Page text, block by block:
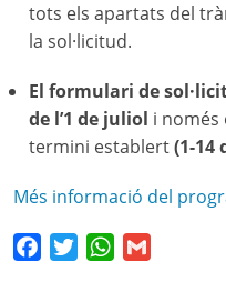
tots els apartats del
la sol·licitud.
El formulari de
de l’1 de juliol i només
termini establert(1-14
Més informació del
FacebookTwitterWhatsApp